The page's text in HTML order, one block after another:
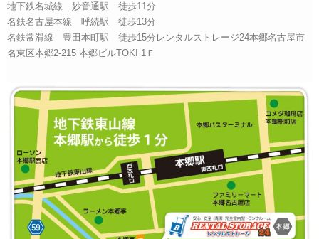
地下鉄名城線 妙音通駅 徒歩11分
名鉄名古屋本線 呼続駅 徒歩13分
名鉄常滑線 豊田本町駅 徒歩15分レンタルストレージ24本郷名古屋市
名東区本郷2-215 本郷ビルTOKI 1Ｆ